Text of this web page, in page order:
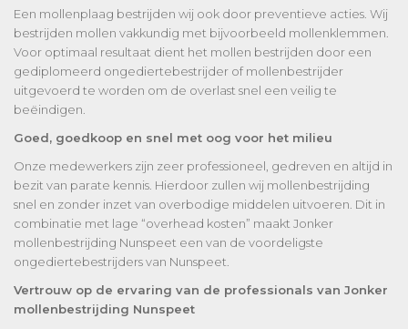
Een mollenplaag bestrijden wij ook door preventieve acties. Wij
bestrijden mollen vakkundig met bijvoorbeeld mollenklemmen.
Voor optimaal resultaat dient het mollen bestrijden door een
gediplomeerd ongediertebestrijder of mollenbestrijder
uitgevoerd te worden om de overlast snel een veilig te
beëindigen.
Goed, goedkoop en snel met oog voor het milieu
Onze medewerkers zijn zeer professioneel, gedreven en altijd in
bezit van parate kennis. Hierdoor zullen wij mollenbestrijding
snel en zonder inzet van overbodige middelen uitvoeren. Dit in
combinatie met lage “overhead kosten” maakt Jonker
mollenbestrijding Nunspeet een van de voordeligste
ongediertebestrijders van Nunspeet.
Vertrouw op de ervaring van de professionals van Jonker
mollenbestrijding Nunspeet